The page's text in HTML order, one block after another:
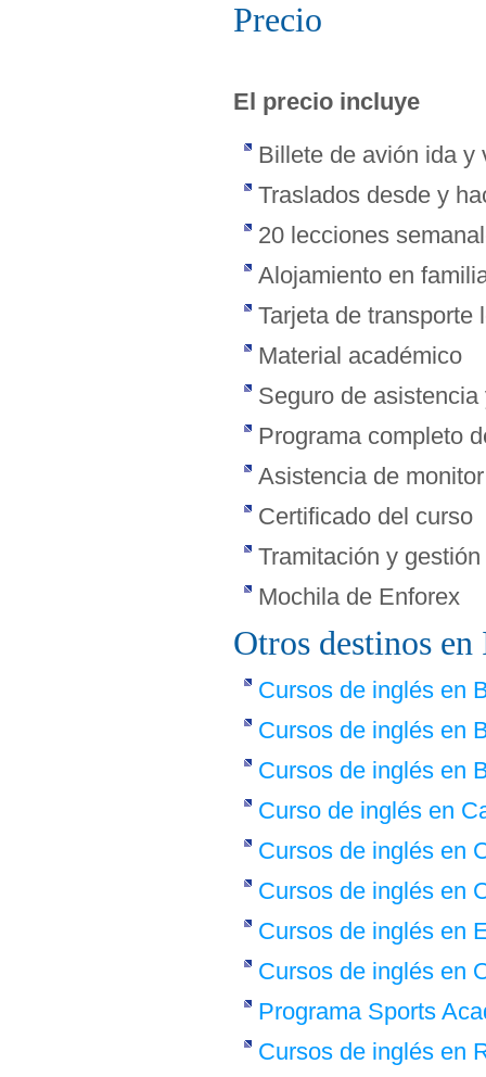
Precio
El precio incluye
Billete de avión ida y
Traslados desde y
20 lecciones
Alojamiento en
Tarjeta de transporte
Material académico
Seguro de
Programa completo
Asistencia de
Certificado del curso
Tramitación y
Mochila de Enforex
Otros destinos
Cursos de inglés en
Cursos de inglés en
Cursos de inglés en
Curso de inglés en
Cursos de inglés en
Cursos de inglés en
Cursos de inglés en
Cursos de inglés en
Programa Sports
Cursos de inglés en